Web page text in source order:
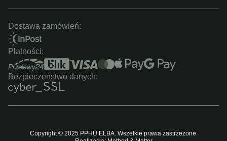
Dostawa zamówień:
Płatności:
Bezpieczeństwo danych:
Copyright © 2025 PPHU ELBA. Wszelkie prawa zastrzeżone.